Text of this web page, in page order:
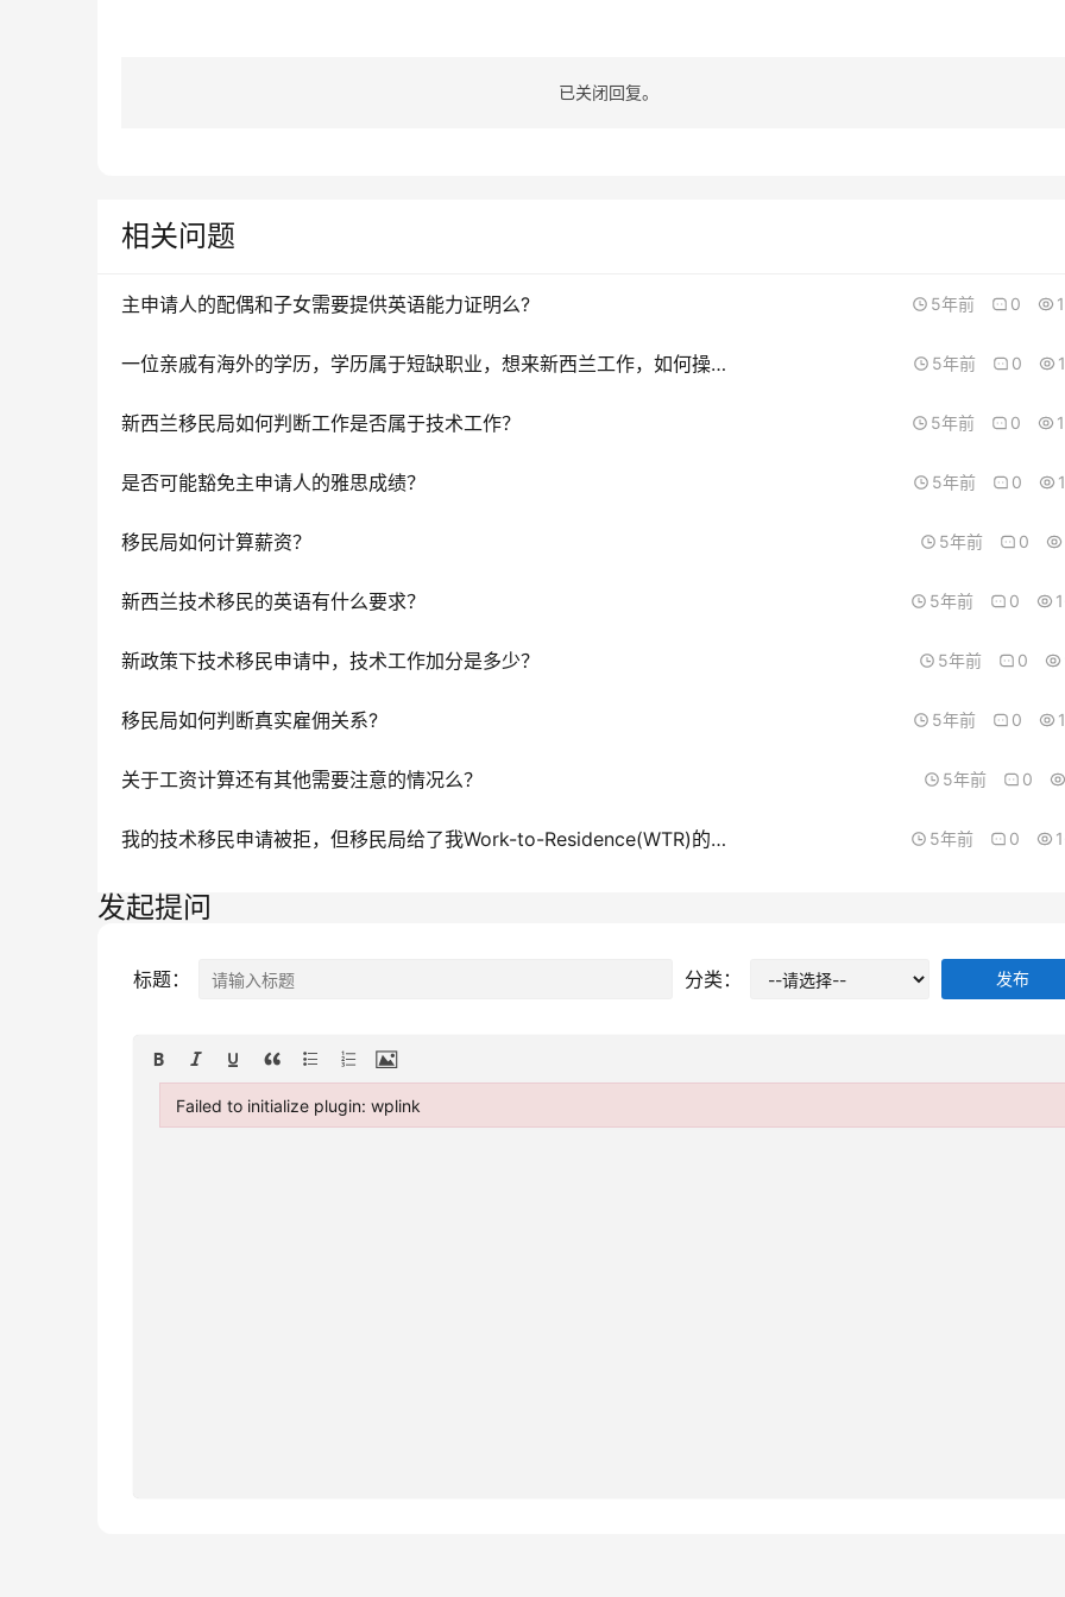
已关闭回复。
相关问题
主申请人的配偶和子女需要提供英语能力证明么? 5年前 0
一位亲戚有海外的学历，学历属于短缺职业，想来新西兰工作，如何操作？ 5年前 0
新西兰移民局如何判断工作是否属于技术工作？ 5年前 0
是否可能豁免主申请人的雅思成绩？ 5年前 0
移民局如何计算薪资？ 5年前 0
新西兰技术移民的英语有什么要求？ 5年前 0
新政策下技术移民申请中，技术工作加分是多少？ 5年前 0
移民局如何判断真实雇佣关系? 5年前 0
关于工资计算还有其他需要注意的情况么？ 5年前 0
我的技术移民申请被拒，但移民局给了我Work-to-Residence(WTR)的工作签证，请问是什么意思？ 5年前 0
发起提问
标题： 分类：
Failed to initialize plugin: wplink
Failed to initialize plugin: wplink